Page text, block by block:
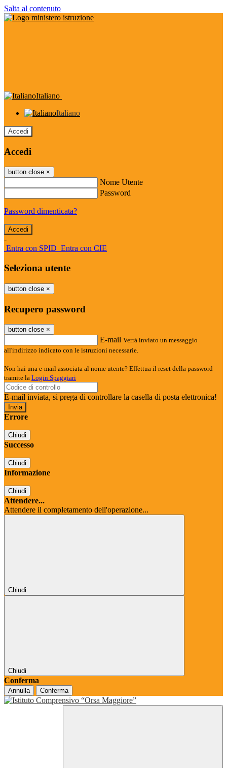
Salta al contenuto
Italiano
Italiano
Accedi
Accedi
button close ×
Nome Utente
Password
Password dimenticata?
-
Entra con SPID Entra con CIE
Seleziona utente
button close ×
Recupero password
button close ×
E-mail Verrà inviato un messaggio
all'indirizzo indicato con le istruzioni necessarie.
Non hai una e-mail associata al nome utente? Effettua il reset della password
tramite la Login Spaggiari
E-mail inviata, si prega di controllare la casella di posta elettronica!
Errore
Chiudi
Successo
Chiudi
Informazione
Chiudi
Attendere...
Attendere il completamento dell'operazione...
Chiudi
Chiudi
Conferma
Annulla Conferma